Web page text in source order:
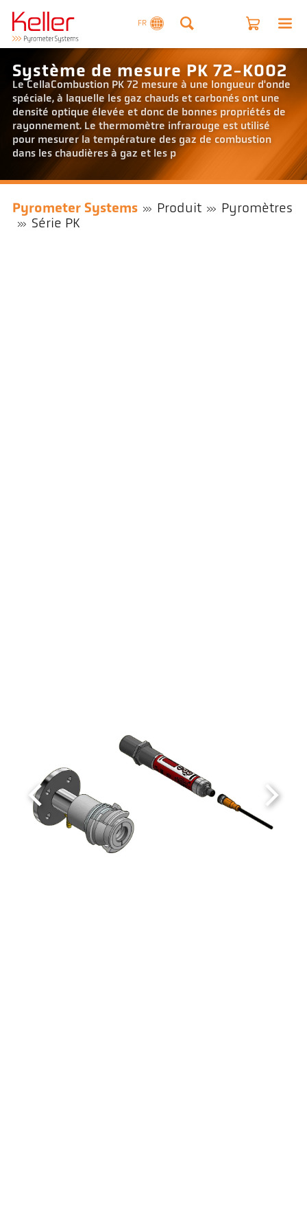
FR
Système de mesure PK 72-K002
Le CellaCombustion PK 72 mesure à une longueur d'onde
spéciale, à laquelle les gaz chauds et carbonés ont une
densité optique élevée et donc de bonnes propriétés de
rayonnement. Le thermomètre infrarouge est utilisé
pour mesurer la température des gaz de combustion
dans les chaudières à gaz et les p
Pyrometer Systems Produit
Pyromètres
Série PK